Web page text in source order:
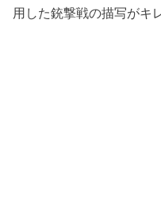
用した銃撃戦の描写がキ